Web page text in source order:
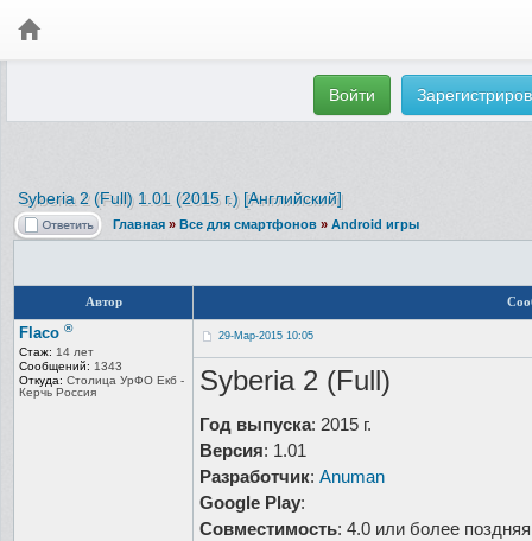
Войти
Syberia 2 (Full) 1.01 (2015 г.) [Английский]
Главная » Все для смартфонов » Android игры
Автор
Flaco ®
Стаж: 14 лет
Сообщений: 1343
Откуда: Столица УрФО Екб -
Керчь Россия
29-Мар-2015 10:05
Syberia 2 (Full)
Год выпуска: 2015 г.
Версия: 1.01
Разработчик: Anuman
Google Play:
Совместимость: 4.0 или более поздняя